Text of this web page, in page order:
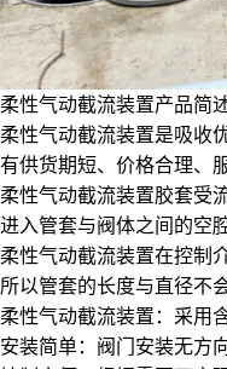
柔性气动截流装置产品简述
柔性气动截流装置是吸收
有供货期短、价格合理、
柔性气动截流装置胶套受
进入管套与阀体之间的空
柔性气动截流装置在控制
所以管套的长度与直径不
柔性气动截流装置：采用
安装简单：阀门安装无方